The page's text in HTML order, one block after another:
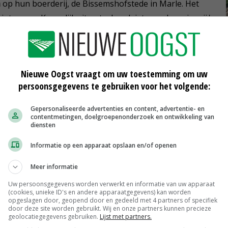
hun boerderij, de Bissemshofstede in Marle. Het
Kennelijk zit er toch ook iets van boer in mij.'
Hij had een gezin met dertien kinderen en schreef
zijn allemaal bewaard. Niemand in onze grote
Ik ontdekte dat de boekjes een schat aan
een boek. Sallands Erfgoed zag wel wat in mijn plan
Daarnaast heb ik aanvullende research
gezocht met de huidige bewoners van de
Schijver.'
Nieuwe Oogst vraagt om uw toestemming om uw
persoonsgegevens te gebruiken voor het volgende:
Gepersonaliseerde advertenties en content, advertentie- en
contentmetingen, doelgroepenonderzoek en ontwikkeling van
diensten
Informatie op een apparaat opslaan en/of openen
Meer informatie
Uw persoonsgegevens worden verwerkt en informatie van uw apparaat
(cookies, unieke ID's en andere apparaatgegevens) kan worden
opgeslagen door, geopend door en gedeeld met 4 partners of specifiek
door deze site worden gebruikt. Wij en onze partners kunnen precieze
geolocatiegegevens gebruiken. Lijst met partners.